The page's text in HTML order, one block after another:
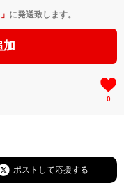
作詞20曲
ン-
」 に発送致します。
加
0
ポストして応援する